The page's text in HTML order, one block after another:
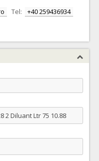
Tel:
+40 259436934
2 Diluant Ltr 75 10.88